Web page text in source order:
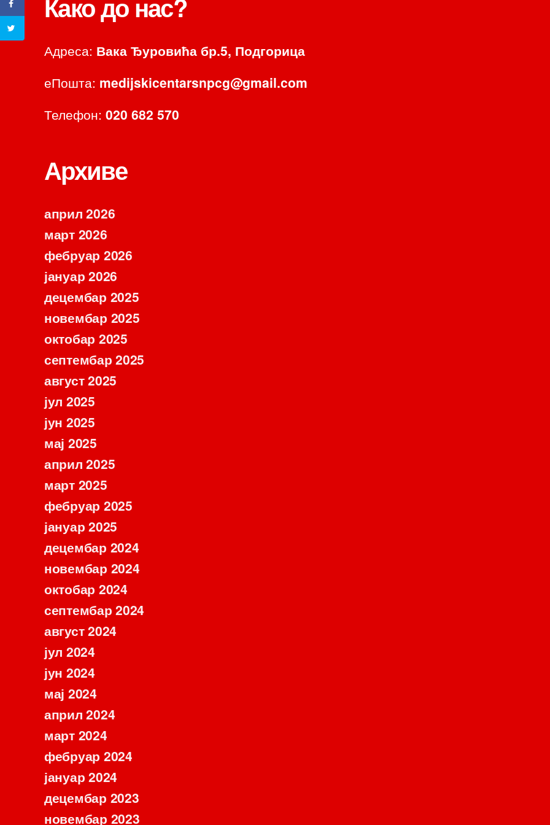
Како до нас?
Адреса: Вака Ђуровића бр.5, Подгорица
еПошта: medijskicentarsnpcg@gmail.com
Телефон: 020 682 570
Архиве
април 2026
март 2026
фебруар 2026
јануар 2026
децембар 2025
новембар 2025
октобар 2025
септембар 2025
август 2025
јул 2025
јун 2025
мај 2025
април 2025
март 2025
фебруар 2025
јануар 2025
децембар 2024
новембар 2024
октобар 2024
септембар 2024
август 2024
јул 2024
јун 2024
мај 2024
април 2024
март 2024
фебруар 2024
јануар 2024
децембар 2023
новембар 2023